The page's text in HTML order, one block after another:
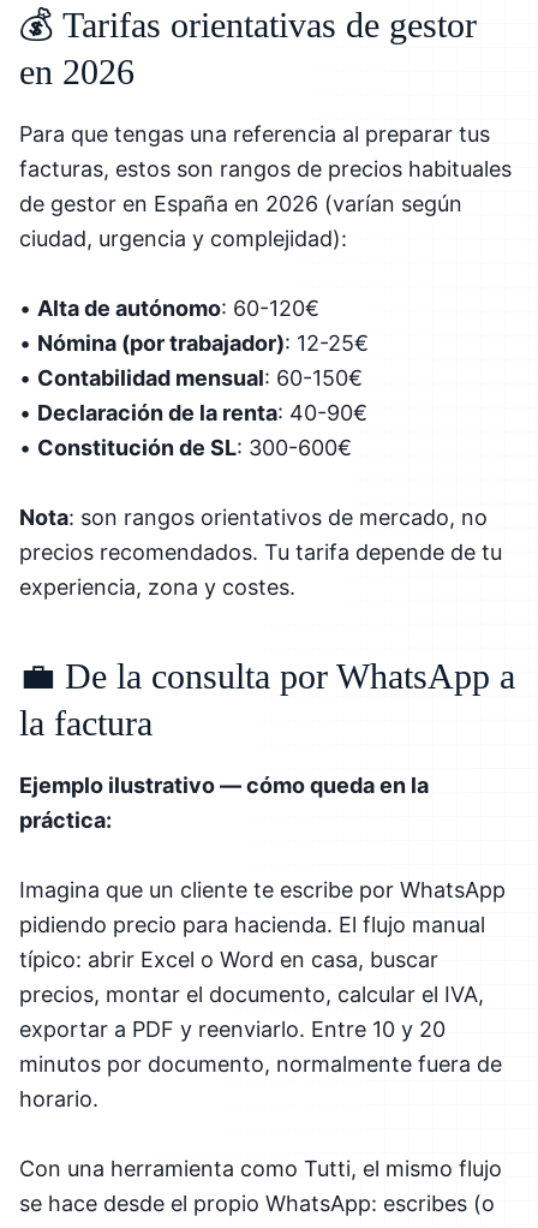
💰 Tarifas orientativas de gestor
en 2026
Para que tengas una referencia al preparar tus
facturas, estos son rangos de precios habituales
de gestor en España en 2026 (varían según
ciudad, urgencia y complejidad):
• Alta de autónomo: 60-120€
• Nómina (por trabajador): 12-25€
• Contabilidad mensual: 60-150€
• Declaración de la renta: 40-90€
• Constitución de SL: 300-600€
Nota: son rangos orientativos de mercado, no
precios recomendados. Tu tarifa depende de tu
experiencia, zona y costes.
💼 De la consulta por WhatsApp a
la factura
Ejemplo ilustrativo — cómo queda en la
práctica:
Imagina que un cliente te escribe por WhatsApp
pidiendo precio para hacienda. El flujo manual
típico: abrir Excel o Word en casa, buscar
precios, montar el documento, calcular el IVA,
exportar a PDF y reenviarlo. Entre 10 y 20
minutos por documento, normalmente fuera de
horario.
Con una herramienta como Tutti, el mismo flujo
se hace desde el propio WhatsApp: escribes (o